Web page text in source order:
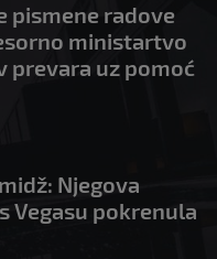
pismene radove
ministartvo
prevara uz pomoć
Njegova
Vegasu pokrenula